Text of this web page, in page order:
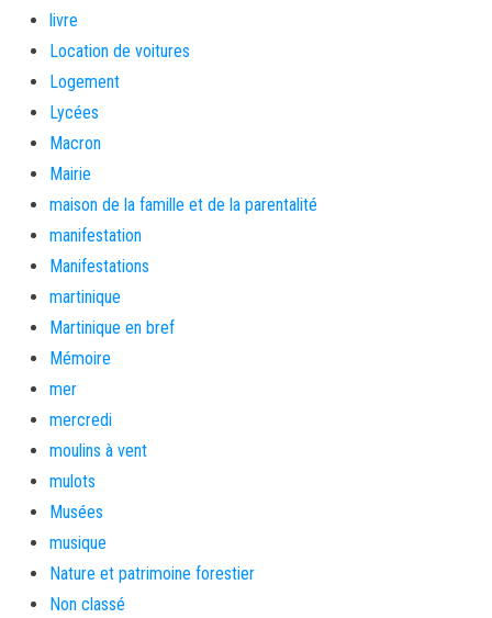
livre
Location de voitures
Logement
Lycées
Macron
Mairie
maison de la famille et de la parentalité
manifestation
Manifestations
martinique
Martinique en bref
Mémoire
mer
mercredi
moulins à vent
mulots
Musées
musique
Nature et patrimoine forestier
Non classé